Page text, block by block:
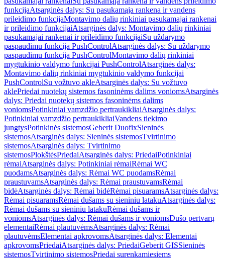
funkcijaAtsarginės dalys: Su pasukamąja rankena ir vandens
prileidimo funkcijaMontavimo dalių rinkiniai pasukamajai rankenai
ir prileidimo funkcijaiAtsarginės dalys: Montavimo dalių rinkiniai
pasukamajai rankenai ir prileidimo funkcijaiSu uždarymo
paspaudimu funkcija PushControlAtsarginės dalys: Su uždarymo
paspaudimu funkcija PushControlMontavimo dalių rinkiniai
mygtukinio valdymo funkcijai PushControlAtsarginės dalys:
Montavimo dalių rinkiniai mygtukinio valdymo funkcijai
PushControlSu vožtuvo akleAtsarginės dalys: Su vožtuvo
aklePriedai nuotekų sistemos fasoninėms dalims voniomsAtsarginės
dalys: Priedai nuotekų sistemos fasoninėms dalims
voniomsPotinkiniai vamzdžio pertraukikliaiAtsarginės dalys:
Potinkiniai vamzdžio pertraukikliaiVandens tiekimo
jungtysPotinkinės sistemosGeberit DuofixSieninės
sistemosAtsarginės dalys: Sieninės sistemosTvirtinimo
sistemosAtsarginės dalys: Tvirtinimo
sistemosPlokštėsPriedaiAtsarginės dalys: PriedaiPotinkiniai
rėmaiAtsarginės dalys: Potinkiniai rėmaiRėmai WC
puodamsAtsarginės dalys: Rėmai WC puodamsRėmai
praustuvamsAtsarginės dalys: Rėmai praustuvamsRėmai
bidėAtsarginės dalys: Rėmai bidėRėmai pisuaramsAtsarginės dalys:
Rėmai pisuaramsRėmai dušams su sieniniu latakuAtsarginės dalys:
Rėmai dušams su sieniniu latakuRėmai dušams ir
voniomsAtsarginės dalys: Rėmai dušams ir voniomsDušo pertvarų
elementaiRėmai plautuvėmsAtsarginės dalys: Rėmai
plautuvėmsElementai apkrovomsAtsarginės dalys: Elementai
apkrovomsPriedaiAtsarginės dalys: PriedaiGeberit GISSieninės
sistemosTvirtinimo sistemosPriedai surenkamiesiems